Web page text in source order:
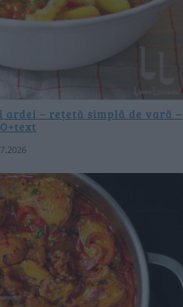
ardei – rețetă simplă de vară –